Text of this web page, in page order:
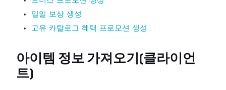
일일 보상 생성
고유 카탈로그 혜택 프로모션 생성
아이템 정보 가져오기(클라이언
트)